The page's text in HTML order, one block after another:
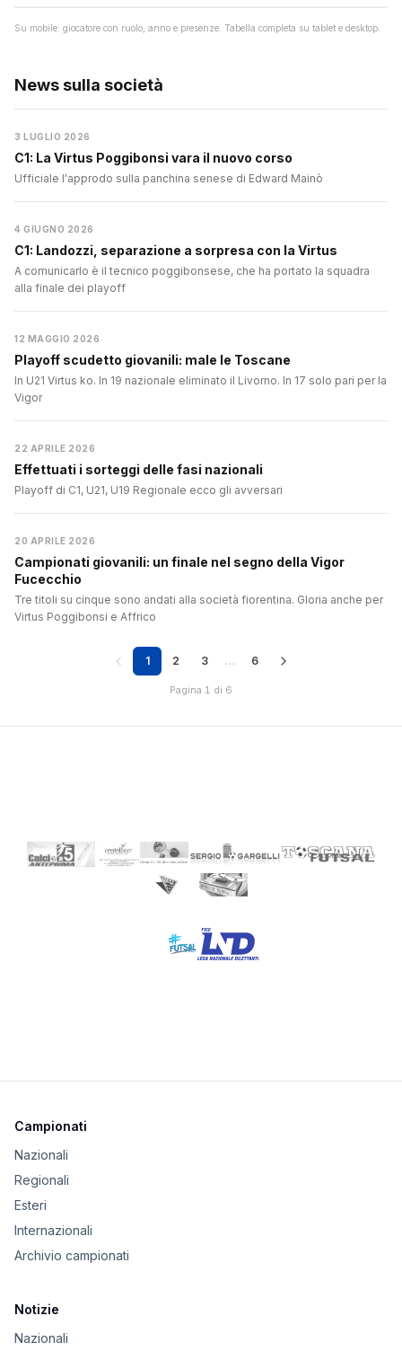
Su mobile: giocatore con ruolo, anno e presenze. Tabella completa su tablet e desktop.
News sulla società
3 LUGLIO 2026
C1: La Virtus Poggibonsi vara il nuovo corso
Ufficiale l'approdo sulla panchina senese di Edward Mainò
4 GIUGNO 2026
C1: Landozzi, separazione a sorpresa con la Virtus
A comunicarlo è il tecnico poggibonsese, che ha portato la squadra
alla finale dei playoff
12 MAGGIO 2026
Playoff scudetto giovanili: male le Toscane
In U21 Virtus ko. In 19 nazionale eliminato il Livorno. In 17 solo pari per la
Vigor
22 APRILE 2026
Effettuati i sorteggi delle fasi nazionali
Playoff di C1, U21, U19 Regionale ecco gli avversari
20 APRILE 2026
Campionati giovanili: un finale nel segno della Vigor
Fucecchio
Tre titoli su cinque sono andati alla società fiorentina. Gloria anche per
Virtus Poggibonsi e Affrico
1 2 3 … 6
Pagina 1 di 6
Campionati
Nazionali
Regionali
Esteri
Internazionali
Archivio campionati
Notizie
Nazionali